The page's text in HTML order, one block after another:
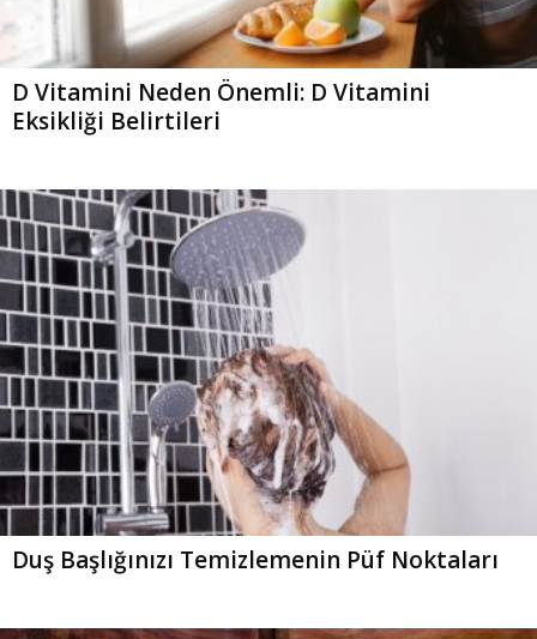
D Vitamini Neden Önemli: D Vitamini
Eksikliği Belirtileri
Duş Başlığınızı Temizlemenin Püf Noktaları